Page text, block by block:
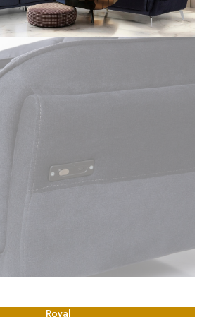
Royal